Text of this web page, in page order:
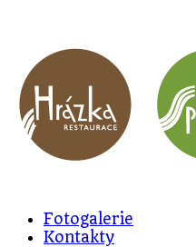
Fotogalerie
Kontakty